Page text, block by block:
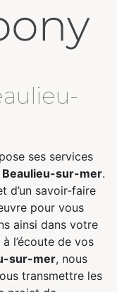
ses services
Beaulieu-sur-mer.
d’un savoir-faire
pour vous
ainsi dans votre
l’écoute de vos
sur-mer, nous
transmettre les